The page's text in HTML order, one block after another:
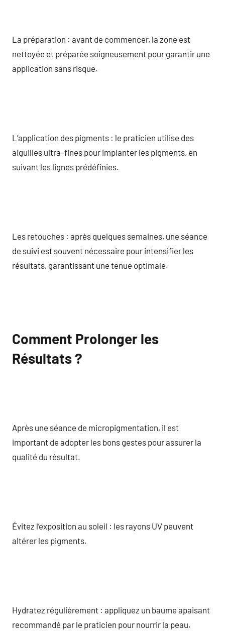
La préparation : avant de commencer, la zone est
nettoyée et préparée soigneusement pour garantir une
application sans risque.
L’application des pigments : le praticien utilise des
aiguilles ultra-fines pour implanter les pigments, en
suivant les lignes prédéfinies.
Les retouches : après quelques semaines, une séance
de suivi est souvent nécessaire pour intensifier les
résultats, garantissant une tenue optimale.
Comment Prolonger les
Résultats ?
Après une séance de micropigmentation, il est
important de adopter les bons gestes pour assurer la
qualité du résultat.
Évitez l’exposition au soleil : les rayons UV peuvent
altérer les pigments.
Hydratez régulièrement : appliquez un baume apaisant
recommandé par le praticien pour nourrir la peau.